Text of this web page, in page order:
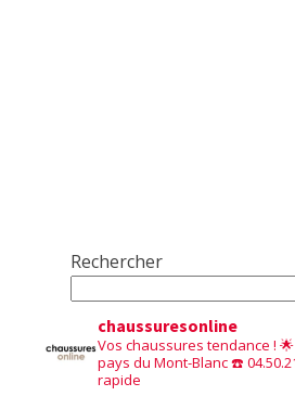
Rechercher
chaussuresonline
Vos chaussures tendance ! 🌟
pays du Mont-Blanc☎️
rapide